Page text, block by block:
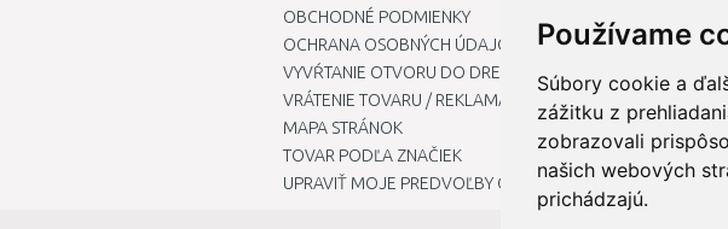
Používame
Súbory cookie a
zážitku z
zobrazovali
našich webových
prichádzajú.
OBCHODNÉ PODMIENKY
OCHRANA OSOBNÝCH ÚDAJOV
VYVŔTANIE OTVORU DO DREZU PRE KUCHYNSKÚ BATÉRIU
VRÁTENIE TOVARU / REKLAMÁCIE
MAPA STRÁNOK
TOVAR PODĽA ZNAČIEK
UPRAVIŤ MOJE PREDVOĽBY COOKIES